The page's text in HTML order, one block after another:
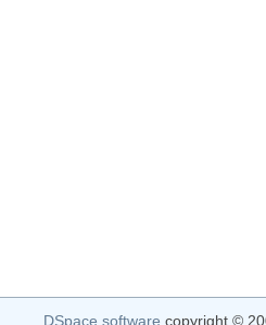
DSpace software copyright ©